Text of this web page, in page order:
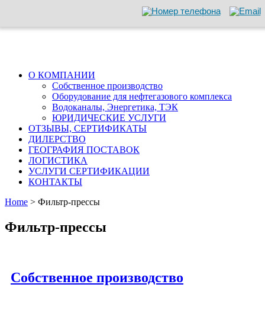
О КОМПАНИИ
Собственное производство
Оборудование для нефтегазового комплекса
Водоканалы, Энергетика, ТЭК
ЮРИДИЧЕСКИЕ УСЛУГИ
ОТЗЫВЫ, СЕРТИФИКАТЫ
ДИЛЕРСТВО
ГЕОГРАФИЯ ПОСТАВОК
ЛОГИСТИКА
УСЛУГИ СЕРТИФИКАЦИИ
КОНТАКТЫ
Home > Фильтр-прессы
Фильтр-прессы
Собственное производство